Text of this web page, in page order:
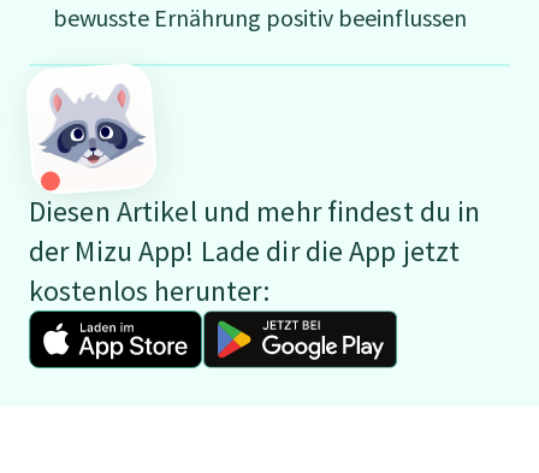
bewusste Ernährung positiv beeinflussen
Diesen Artikel und mehr findest du in
der Mizu App! Lade dir die App jetzt
kostenlos herunter: